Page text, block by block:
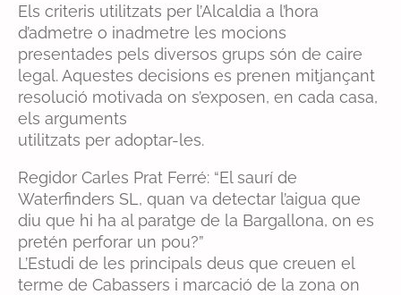
Els criteris utilitzats per l’Alcaldia a l’hora
d’admetre o inadmetre les mocions
presentades pels diversos grups són de caire
legal. Aquestes decisions es prenen mitjançant
resolució motivada on s’exposen, en cada casa,
els arguments
utilitzats per adoptar-les.
Regidor Carles Prat Ferré: “El saurí de
Waterfinders SL, quan va detectar l’aigua que
diu que hi ha al paratge de la Bargallona, on es
pretén perforar un pou?”
L’Estudi de les principals deus que creuen el
terme de Cabassers i marcació de la zona on